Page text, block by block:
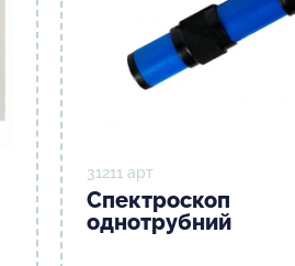
31211 арт
Спектроскоп
однотрубний